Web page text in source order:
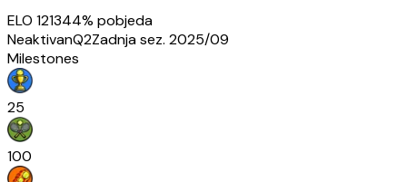
ELO 121344% pobjeda
NeaktivanQ2Zadnja sez. 2025/09
Milestones
25
100